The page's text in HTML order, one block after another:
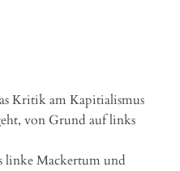
Kritik am Kapitialismus
von Grund auf links
linke Mackertum und